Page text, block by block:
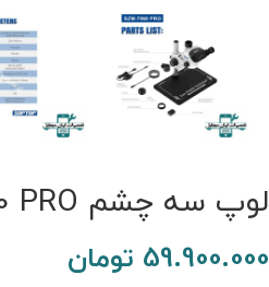
لوپ سه چشم SOPTOP 7060 PRO
59.900.000 تومان